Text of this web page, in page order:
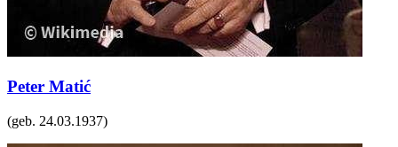
Peter Matić
(geb. 24.03.1937)